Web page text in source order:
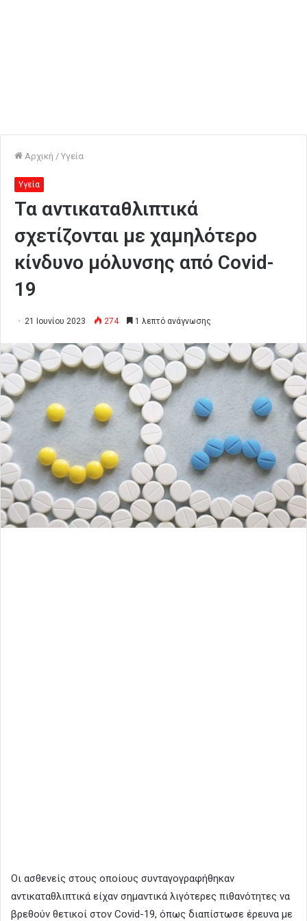
Αρχική / Υγεία
Υγεία
Τα αντικαταθλιπτικά
σχετίζονται με χαμηλότερο
κίνδυνο μόλυνσης από Covid-
19
21 Ιουνίου 2023 274 1 λεπτό ανάγνωσης
Οι ασθενείς στους οποίους συνταγογραφήθηκαν
αντικαταθλιπτικά είχαν σημαντικά λιγότερες πιθανότητες να
βρεθούν θετικοί στον Covid-19, όπως διαπίστωσε έρευνα με